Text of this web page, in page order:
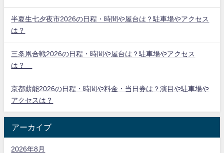
半夏生七夕夜市2026の日程・時間や屋台は？駐車場やアクセス
は？
三条凧合戦2026の日程・時間や屋台は？駐車場やアクセス
は？
京都薪能2026の日程・時間や料金・当日券は？演目や駐車場や
アクセスは？
アーカイブ
2026年8月